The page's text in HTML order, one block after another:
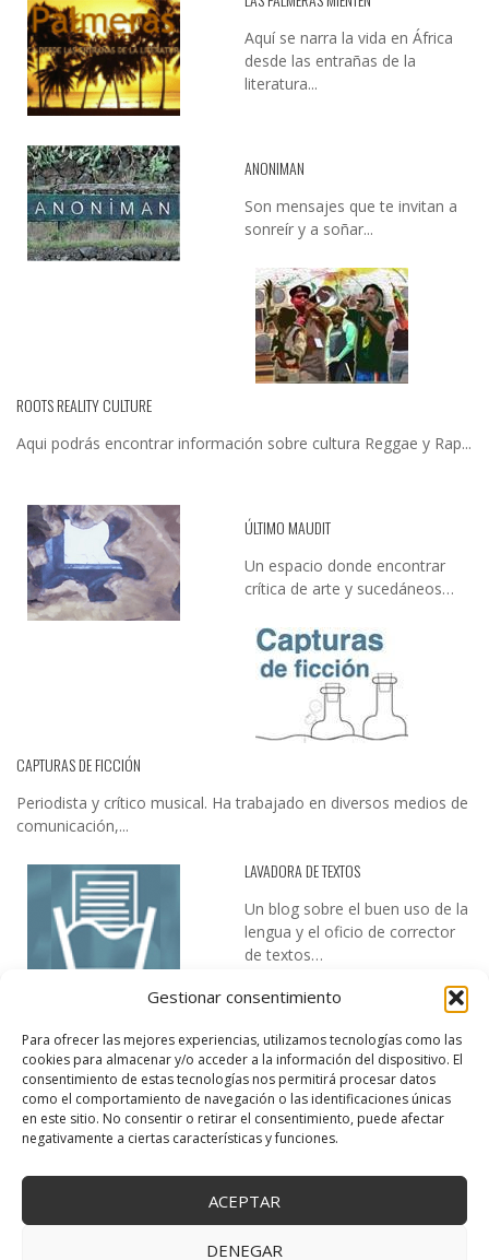
Gestionar consentimiento
Para ofrecer las mejores experiencias, utilizamos tecnologías como las
cookies para almacenar y/o acceder a la información del dispositivo. El
consentimiento de estas tecnologías nos permitirá procesar datos
como el comportamiento de navegación o las identificaciones únicas
en este sitio. No consentir o retirar el consentimiento, puede afectar
negativamente a ciertas características y funciones.
ACEPTAR
DENEGAR
Aquí se narra la vida en África
desde las entrañas de la
literatura...
ANONIMAN
Son mensajes que te invitan a
sonreír y a soñar...
ROOTS REALITY CULTURE
Aqui podrás encontrar información sobre cultura Reggae y Rap...
ÚLTIMO MAUDIT
Un espacio donde encontrar
crítica de arte y sucedáneos…
CAPTURAS DE FICCIÓN
Periodista y crítico musical. Ha trabajado en diversos medios de
comunicación,...
LAVADORA DE TEXTOS
Un blog sobre el buen uso de la
lengua y el oficio de corrector
de textos…
DESIREE MARTÍN